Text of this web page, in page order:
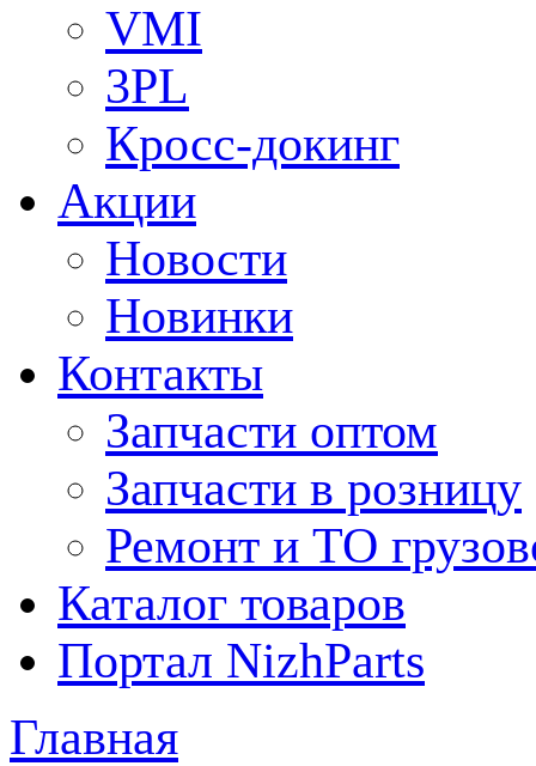
VMI
3PL
Кросс-докинг
Акции
Новости
Новинки
Контакты
Запчасти оптом
Запчасти в розницу
Ремонт и ТО
Каталог товаров
Портал NizhParts
Главная